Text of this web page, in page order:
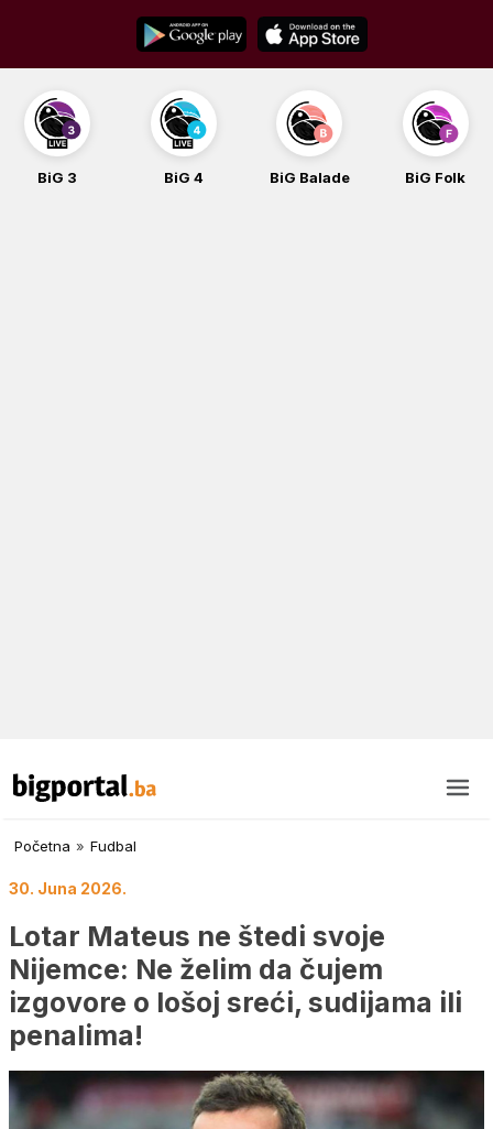
content
BiG 3 BiG 4 BiG Balade BiG Folk
Početna » Fudbal
30. Juna 2026.
Lotar Mateus ne štedi svoje
Nijemce: Ne želim da čujem
izgovore o lošoj sreći, sudijama ili
penalima!